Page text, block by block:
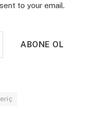
to your email.
ABONE OL